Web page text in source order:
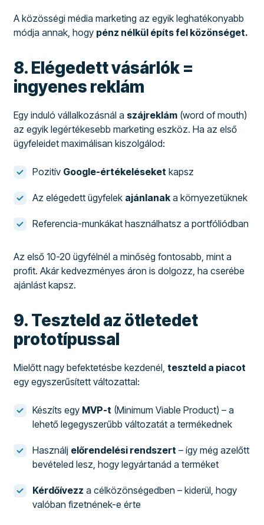
A közösségi média marketing az egyik leghatékonyabb
módja annak, hogy pénz nélkül építs fel közönséget.
8. Elégedett vásárlók =
ingyenes reklám
Egy induló vállalkozásnál a szájreklám (word of mouth)
az egyik legértékesebb marketing eszköz. Ha az első
ügyfeleidet maximálisan kiszolgálod:
Pozitív Google-értékeléseket kapsz
Az elégedett ügyfelek ajánlanak a környezetüknek
Referencia-munkákat használhatsz a portfóliódban
Az első 10-20 ügyfélnél a minőség fontosabb, mint a
profit. Akár kedvezményes áron is dolgozz, ha cserébe
ajánlást kapsz.
9. Teszteld az ötletedet
prototípussal
Mielőtt nagy befektetésbe kezdenél,teszteld a piacot
egy egyszerűsített változattal:
Készíts egy MVP-t (Minimum Viable Product) – a
lehető legegyszerűbb változatát a termékednek
Használj előrendelési rendszert – így még azelőtt
bevételed lesz, hogy legyártanád a terméket
Kérdőívezz a célközönségedben – kiderül, hogy
valóban fizetnének-e érte